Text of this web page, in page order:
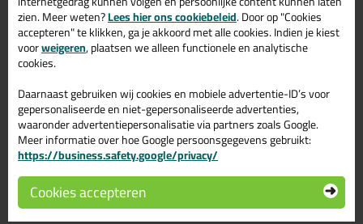
Kenmerken van de Kroger T16-X
Metalen kokerschacht
Voor standaard kokers van 290/310ml
Maximaal 8 bar
Gerelateerde producten
zien. Meer weten?Lees hier ons cookiebeleid. Door op "Cookies
accepteren" te klikken, ga je akkoord met alle cookies. Indien je kiest
voorweigeren, plaatsen we alleen functionele en analytische
cookies.
Daarnaast gebruiken wij cookies en mobiele advertentie-ID’s voor
gepersonaliseerde en niet-gepersonaliseerde advertenties,
waaronder advertentiepersonalisatie via partners zoals Google.
Meer informatie over hoe Google persoonsgegevens gebruikt:
https://business.safety.google/privacy/
Cookies accepteren